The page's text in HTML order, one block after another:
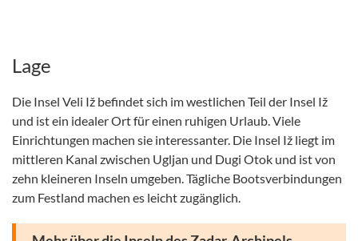
Lage
Die Insel Veli Iž befindet sich im westlichen Teil der Insel Iž
und ist ein idealer Ort für einen ruhigen Urlaub. Viele
Einrichtungen machen sie interessanter. Die Insel Iž liegt im
mittleren Kanal zwischen Ugljan und Dugi Otok und ist von
zehn kleineren Inseln umgeben. Tägliche Bootsverbindungen
zum Festland machen es leicht zugänglich.